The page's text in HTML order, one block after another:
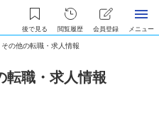
後で見る 閲覧履歴 会員登録 メニュー
の他の転職・求人情報
転職・求人情報